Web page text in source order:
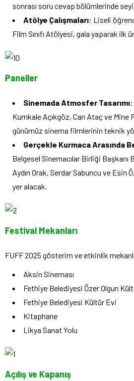
sonrası soru cevap bölümlerinde
Atölye Çalışmaları: Liseli
Film Sınıfı Atölyesi, gala yaparak ilk
Paneller
Sinemada Atmosfer Tasarımı
Kumkale Açıkgöz, Can Ataç ve Mine
günümüz sinema filmlerinin teknik
Gerçekle Kurmaca Arasında
Belgesel Sinemacılar Birliği Başkanı
Aydın Orak, Serdar Sabuncu ve Esin
yer alacak.
Festival Mekanları
FUFF 2025 gösterim ve etkinlik
Aksin Sineması
Fethiye Belediyesi Özer Olgun
Fethiye Belediyesi Kültür Evi
Kitaphane
Likya Sanat Yolu
Açılış ve Kapanış